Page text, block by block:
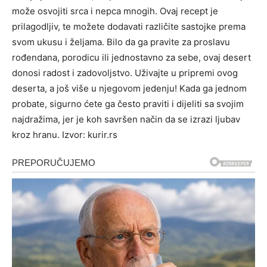
može osvojiti srca i nepca mnogih. Ovaj recept je
prilagodljiv, te možete dodavati različite sastojke prema
svom ukusu i željama. Bilo da ga pravite za proslavu
rođendana, porodicu ili jednostavno za sebe, ovaj desert
donosi radost i zadovoljstvo. Uživajte u pripremi ovog
deserta, a još više u njegovom jedenju! Kada ga jednom
probate, sigurno ćete ga često praviti i dijeliti sa svojim
najdražima, jer je koh savršen način da se izrazi ljubav
kroz hranu. Izvor: kurir.rs